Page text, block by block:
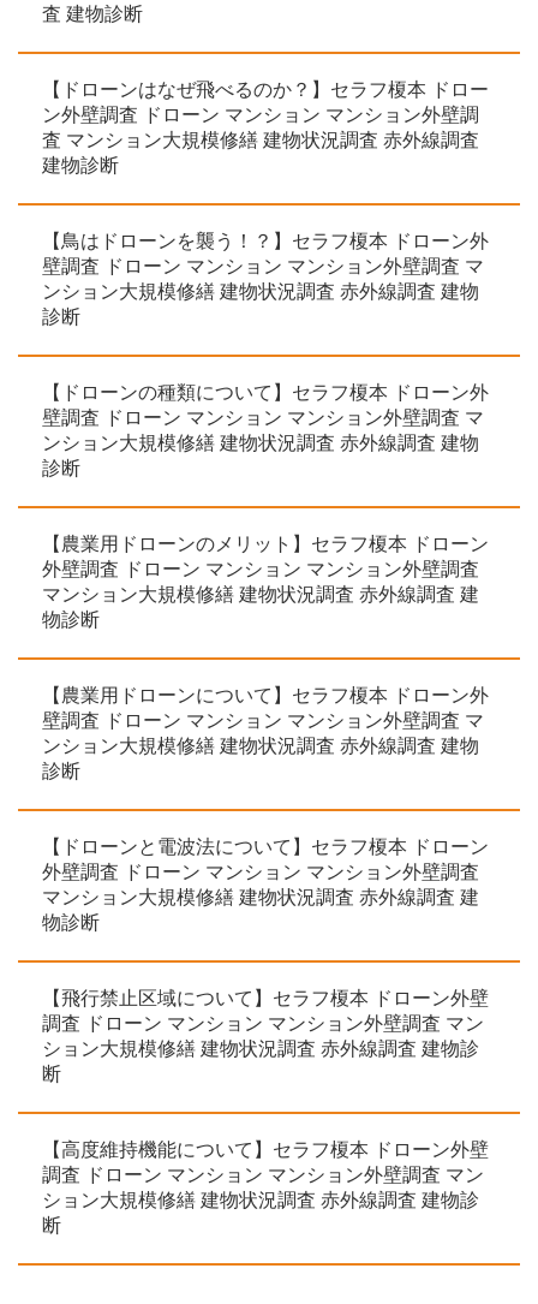
査 建物診断
【ドローンはなぜ飛べるのか？】セラフ榎本 ドロー
ン外壁調査 ドローン マンション マンション外壁調
査 マンション大規模修繕 建物状況調査 赤外線調査
建物診断
【鳥はドローンを襲う！？】セラフ榎本 ドローン外
壁調査 ドローン マンション マンション外壁調査 マ
ンション大規模修繕 建物状況調査 赤外線調査 建物
診断
【ドローンの種類について】セラフ榎本 ドローン外
壁調査 ドローン マンション マンション外壁調査 マ
ンション大規模修繕 建物状況調査 赤外線調査 建物
診断
【農業用ドローンのメリット】セラフ榎本 ドローン
外壁調査 ドローン マンション マンション外壁調査
マンション大規模修繕 建物状況調査 赤外線調査 建
物診断
【農業用ドローンについて】セラフ榎本 ドローン外
壁調査 ドローン マンション マンション外壁調査 マ
ンション大規模修繕 建物状況調査 赤外線調査 建物
診断
【ドローンと電波法について】セラフ榎本 ドローン
外壁調査 ドローン マンション マンション外壁調査
マンション大規模修繕 建物状況調査 赤外線調査 建
物診断
【飛行禁止区域について】セラフ榎本 ドローン外壁
調査 ドローン マンション マンション外壁調査 マン
ション大規模修繕 建物状況調査 赤外線調査 建物診
断
【高度維持機能について】セラフ榎本 ドローン外壁
調査 ドローン マンション マンション外壁調査 マン
ション大規模修繕 建物状況調査 赤外線調査 建物診
断